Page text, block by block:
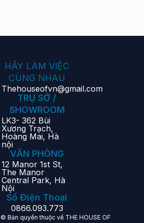
HÃY LÀM VIỆC
CÙNG NHAU
Thehouseofvn@gmail.com
TRỤ SỞ /
SHOWROOM
LK3- 362 Bùi
Xương Trạch,
Hoàng Mai, Hà
nội
VĂN PHÒNG
12 Manor 1st St,
The Manor
Central Park, Hà
Nội
Số Điện Thoại
0866.093.773
Bản quyền thuộc về THE HOUSE OF